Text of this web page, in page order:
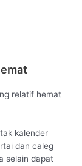
relatif hemat
kalender
dan caleg
selain dapat